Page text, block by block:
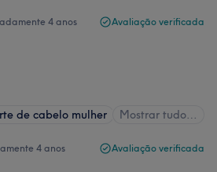
4 anos Avaliação verificada
de cabelo mulher Mostrar tudo…
4 anos Avaliação verificada